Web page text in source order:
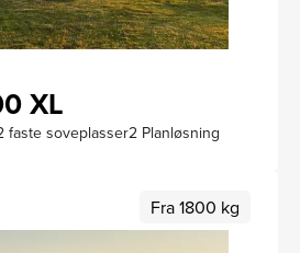
XL
faste soveplasser2 Planløsning
Fra 1800 kg